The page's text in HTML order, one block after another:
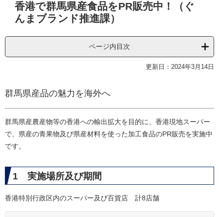
香港で群馬県産食品をPR販売中！（ぐ
んまブランド推進課）
ページ内目次
更新日：2024年3月14日
群馬県産品の魅力を海外へ
群馬県産農産物等の香港への輸出拡大を目的に、香港現地スーパー
で、県産の青果物及び県産材料を使った加工食品のPR販売を実施中
です。
1 実施場所及び期間
香港特別行政区内のスーパー及び百貨店 計8店舗